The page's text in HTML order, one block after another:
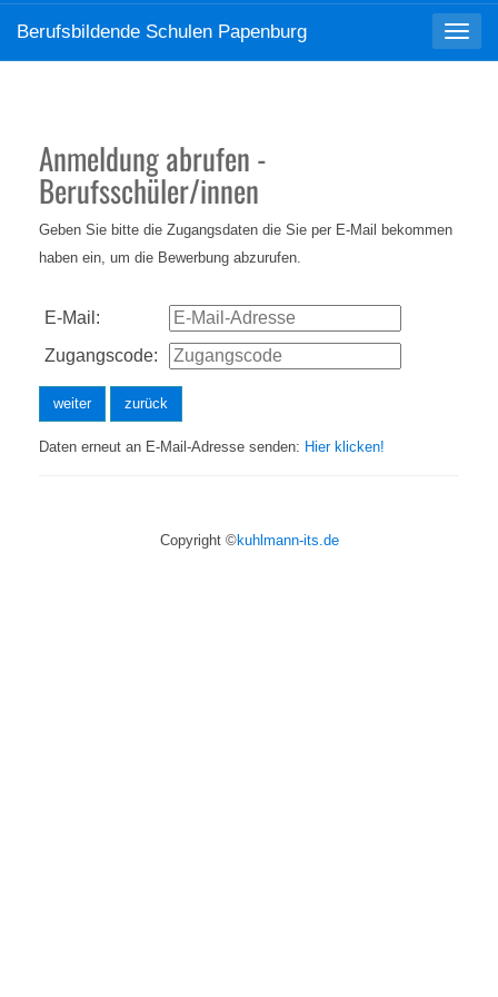
Toggle
Berufsbildende Schulen Papenburg
Anmeldung abrufen -
Berufsschüler/innen
Geben Sie bitte die Zugangsdaten die Sie per E-Mail bekommen
haben ein, um die Bewerbung abzurufen.
E-Mail:
Zugangscode:
Daten erneut an E-Mail-Adresse senden: Hier klicken!
Copyright ©kuhlmann-its.de